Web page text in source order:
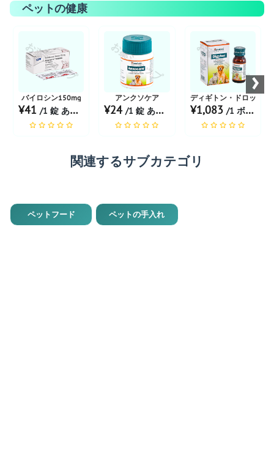
ペットの健康
お薬ショップ
バイロシン150mg
¥41 /1 錠 あたり
お薬ショップ
アンクソケア
¥24/1 錠 あたり
お薬ショップ
ディギトン・ドロップス
¥1,083 /1 ボトル あたり
›
関連するサブカテゴリ
ペットフード ペットの手入れ